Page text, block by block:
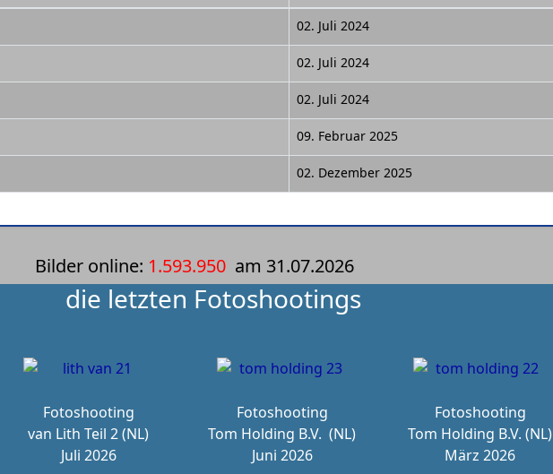
02. Juli 2024
02. Juli 2024
02. Juli 2024
09. Februar 2025
02. Dezember 2025
Bilder online: 1.593.950 am 31.07.2026
die letzten Fotoshootings
Fotoshooting
van Lith Teil 2 (NL)
Juli 2026
Fotoshooting
Tom Holding B.V. (NL)
Juni 2026
Fotoshooting
Tom Holding B.V. (NL)
März 2026